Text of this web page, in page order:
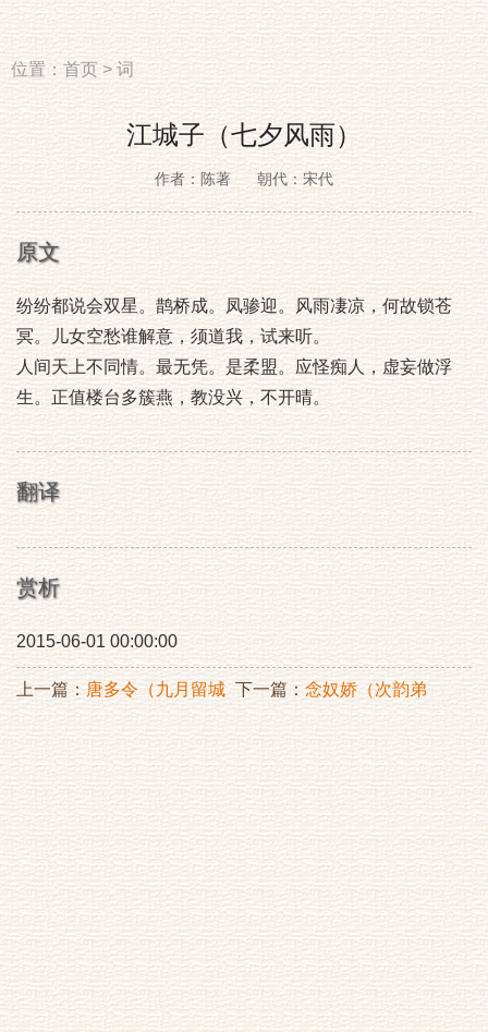
位置：首页>词
江城子（七夕风雨）
作者：陈著 朝代：宋代
原文
纷纷都说会双星。鹊桥成。凤骖迎。风雨凄凉，何故锁苍
冥。儿女空愁谁解意，须道我，试来听。
人间天上不同情。最无凭。是柔盟。应怪痴人，虚妄做浮
生。正值楼台多簇燕，教没兴，不开晴。
翻译
赏析
2015-06-01 00:00:00
上一篇：唐多令（九月留城
书怀）
下一篇：念奴娇（次韵弟
B54B）